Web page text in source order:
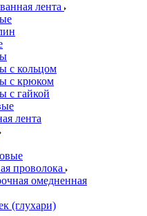
лента
с кольцом
с крюком
с гайкой
лента
проволока
омедненная
(глухари)